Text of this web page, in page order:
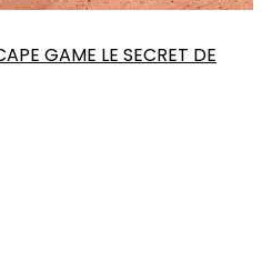
GAME LE SECRET DE